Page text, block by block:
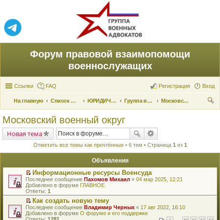
Форум правовой взаимопомощи
военнослужащих
Ссылки FAQ Вход
Регистрация
На главную Список форумов ЮРИДИЧЕСКАЯ ПОМОЩЬ Группа военных адвокатов
Московский военный округ
Московский военный округ
Новая тема
Отметить все темы как прочтённые• 6 тем • Страница 1 из 1
Объявления
П
е
р
е
й
т
и
Информационные ресурсы Военсуда
Последнее сообщение Пахомов Михаил « 04 мар 2025, 12:21
Добавлено в форуме ГЛАВНОЕ
Ответы: 1
П
е
р
Как создать новую тему
Последнее сообщение Владимир Черных « 17 авг 2022, 16:10
Добавлено в форуме О форуме и его поддержке